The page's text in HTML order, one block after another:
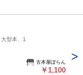
型本、1
古本屋ぽらん
￥1,100